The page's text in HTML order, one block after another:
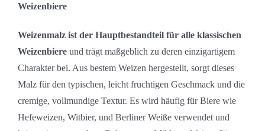
Weizenbiere
Weizenmalz ist der Hauptbestandteil für alle klassischen
Weizenbiere und trägt maßgeblich zu deren einzigartigem
Charakter bei. Aus bestem Weizen hergestellt, sorgt dieses
Malz für den typischen, leicht fruchtigen Geschmack und die
cremige, vollmundige Textur. Es wird häufig für Biere wie
Hefeweizen, Witbier, und Berliner Weiße verwendet und